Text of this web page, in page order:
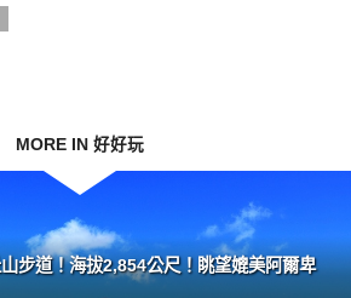
MORE IN 好好玩
步道！海拔2,854公尺！眺望媲美阿爾卑